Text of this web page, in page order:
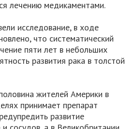
лечению медикаментами.
исследование, в ходе
что систематический
пяти лет в небольших
развития рака в толстой
жителей Америки в
принимает препарат
развитие